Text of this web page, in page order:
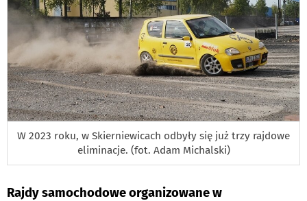
W 2023 roku, w Skierniewicach odbyły się już trzy rajdowe
eliminacje. (fot. Adam Michalski)
Rajdy samochodowe organizowane w